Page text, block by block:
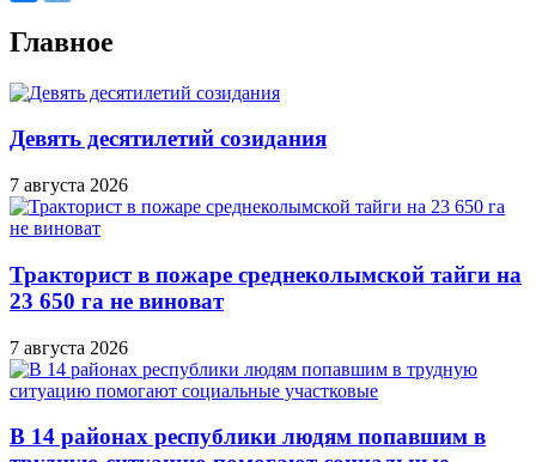
Главное
Девять десятилетий созидания
7 августа 2026
Тракторист в пожаре среднеколымской тайги на
23 650 га не виноват
7 августа 2026
В 14 районах республики людям попавшим в